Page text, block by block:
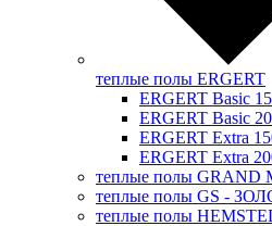
теплые полы ERGERT
ERGERT Basic
ERGERT Basic
ERGERT Extra
ERGERT Extra
теплые полы GRAND
теплые полы GS -
теплые полы